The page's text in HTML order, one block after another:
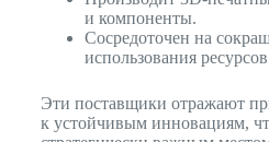
и компоненты.
Сосредоточен на
использования
Эти поставщики отражают
к устойчивым инновациям,